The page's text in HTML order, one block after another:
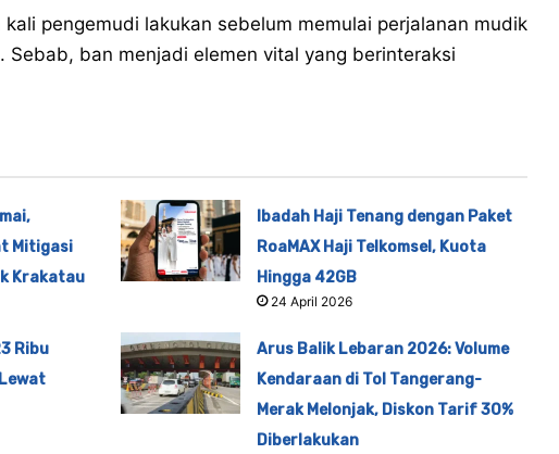
pengemudi lakukan sebelum memulai perjalanan mudik
ban menjadi elemen vital yang berinteraksi
Mitigasi
Krakatau
Ibadah Haji Tenang dengan Paket
RoaMAX Haji Telkomsel, Kuota
Hingga 42GB
24 April 2026
Ribu
Arus Balik Lebaran 2026: Volume
Kendaraan di Tol Tangerang-
Merak Melonjak, Diskon Tarif 30%
Diberlakukan